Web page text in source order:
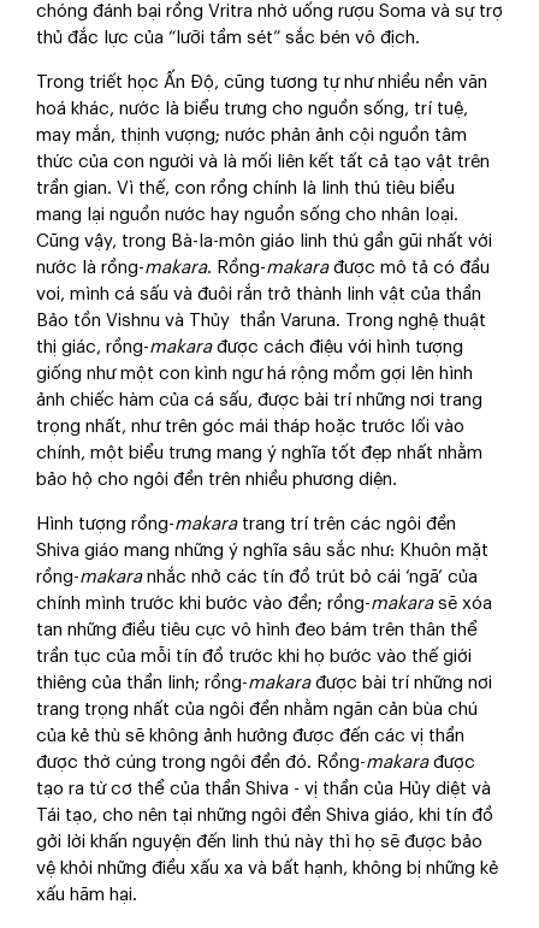
chóng đánh bại rồng Vritra nhờ uống rượu Soma và sự trợ
thủ đắc lực của “lưỡi tầm sét” sắc bén vô địch.
Trong triết học Ấn Độ, cũng tương tự như nhiều nền văn
hoá khác, nước là biểu trưng cho nguồn sống, trí tuệ,
may mắn, thịnh vượng; nước phản ảnh cội nguồn tâm
thức của con người và là mối liên kết tất cả tạo vật trên
trần gian. Vì thế, con rồng chính là linh thú tiêu biểu
mang lại nguồn nước hay nguồn sống cho nhân loại.
Cũng vậy, trong Bà-la-môn giáo linh thú gần gũi nhất với
nước là rồng-makara. Rồng-makarađược mô tả có đầu
voi, mình cá sấu và đuôi rắn trở thành linh vật của thần
Bảo tồn Vishnu và Thủy thần Varuna. Trong nghệ thuật
thị giác, rồng-makara được cách điệu với hình tượng
giống như một con kình ngư há rộng mồm gợi lên hình
ảnh chiếc hàm của cá sấu, được bài trí những nơi trang
trọng nhất, như trên góc mái tháp hoặc trước lối vào
chính, một biểu trưng mang ý nghĩa tốt đẹp nhất nhằm
bảo hộ cho ngôi đền trên nhiều phương diện.
Hình tượng rồng-makaratrang trí trên các ngôi đền
Shiva giáo mang những ý nghĩa sâu sắc như: Khuôn mặt
rồng-makaranhắc nhở các tín đồ trút bỏ cái ‘ngã’ của
chính mình trước khi bước vào đền; rồng-makarasẽ xóa
tan những điều tiêu cực vô hình đeo bám trên thân thể
trần tục của mỗi tín đồ trước khi họ bước vào thế giới
thiêng của thần linh; rồng-makarađược bài trí những nơi
trang trọng nhất của ngôi đền nhằm ngăn cản bùa chú
của kẻ thù sẽ không ảnh hưởng được đến các vị thần
được thờ cúng trong ngôi đền đó. Rồng-makarađược
tạo ra từ cơ thể của thần Shiva - vị thần của Hủy diệt và
Tái tạo, cho nên tại những ngôi đền Shiva giáo, khi tín đồ
gởi lời khấn nguyện đến linh thú này thì họ sẽ được bảo
vệ khỏi những điều xấu xa và bất hạnh, không bị những kẻ
xấu hãm hại.